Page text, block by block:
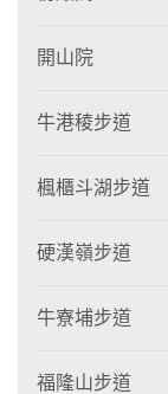
開山院
牛港稜步道
楓櫃斗湖步道
硬漢嶺步道
牛寮埔步道
福隆山步道